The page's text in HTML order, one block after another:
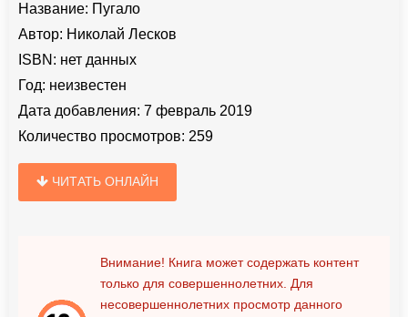
Название: Пугало
Автор: Николай Лесков
ISBN: нет данных
Год: неизвестен
Дата добавления: 7 февраль 2019
Количество просмотров: 259
ЧИТАТЬ ОНЛАЙН
Внимание! Книга может содержать контент
только для совершеннолетних. Для
несовершеннолетних просмотр данного